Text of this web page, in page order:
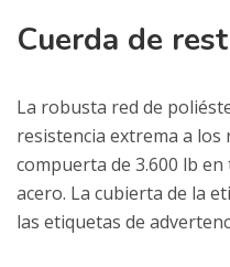
Cuerda de
La robusta red de
resistencia extrema a los
compuerta de 3.600 lb
acero. La cubierta de la
las etiquetas de